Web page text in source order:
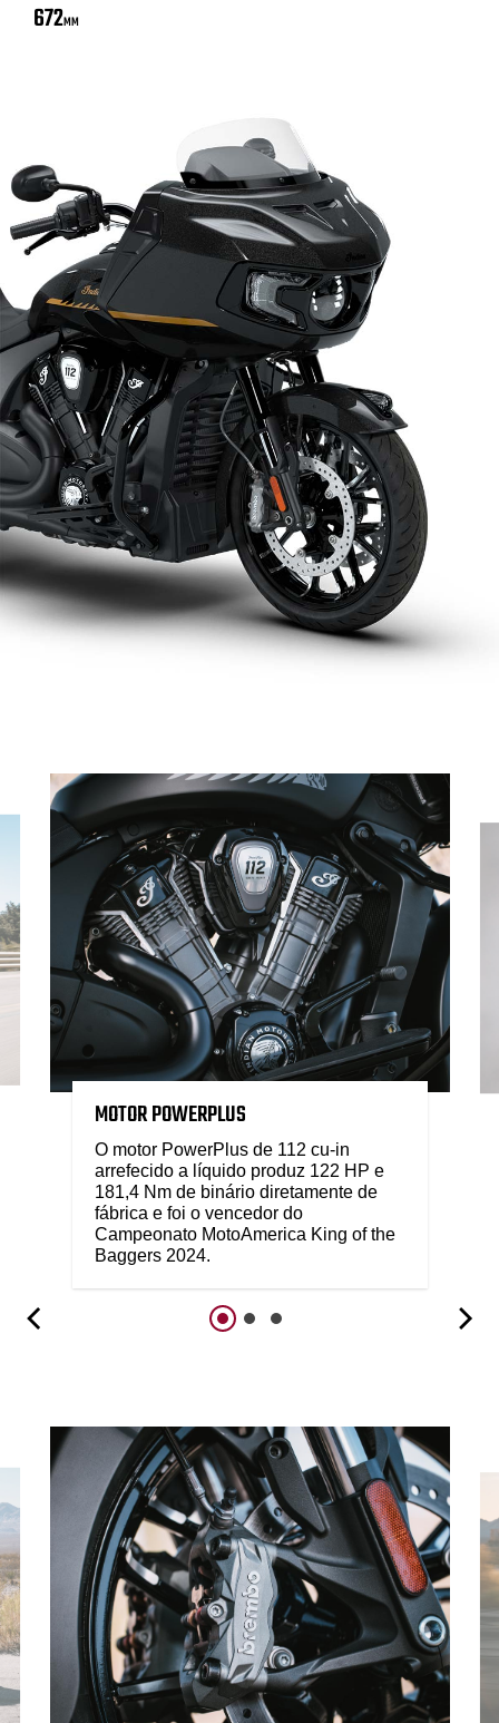
672MM
MOTOR POWERPLUS
O motor PowerPlus de 112 cu-in
arrefecido a líquido produz 122 HP e
181,4 Nm de binário diretamente de
fábrica e foi o vencedor do
Campeonato MotoAmerica King of the
Baggers 2024.